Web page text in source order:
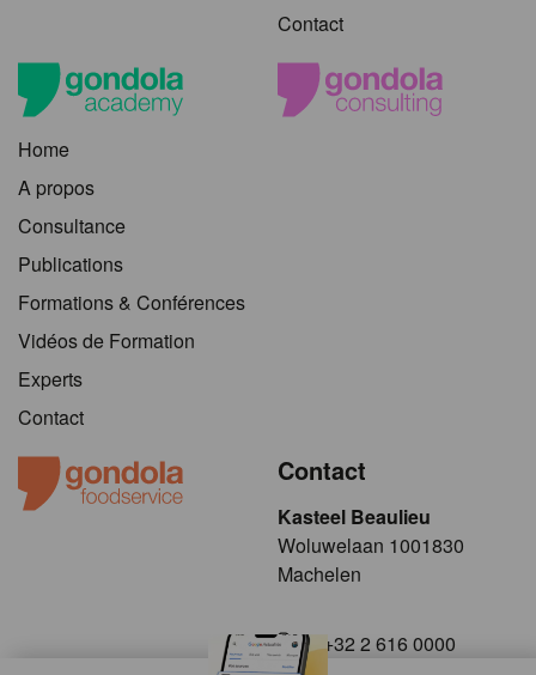
Contact
Home
A propos
Consultance
Publications
Formations & Conférences
Vidéos de Formation
Experts
Contact
Contact
Kasteel Beaulieu
​​​Woluwelaan 1001830
Machelen
+32 2 616 0000